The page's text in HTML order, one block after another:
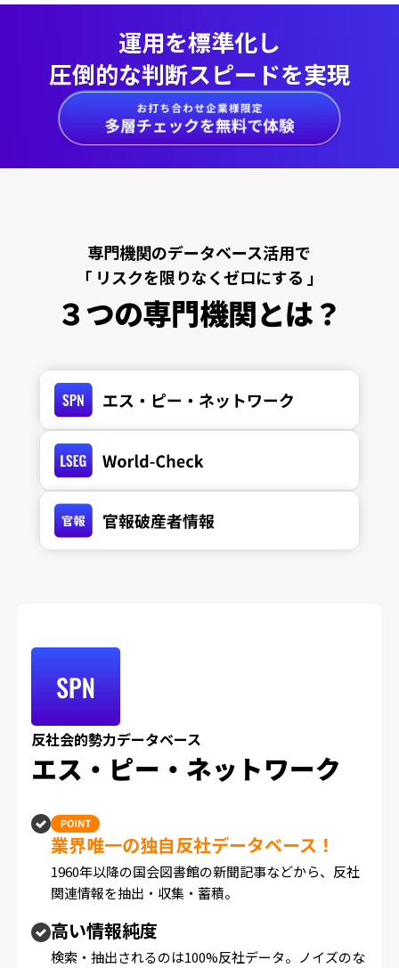
運用を標準化し
圧倒的な判断スピードを実現
専門機関のデータベース活用で
「 リスクを限りなくゼロにする 」
３つの専門機関とは？
反社会的勢力データベース
エス・ピー・ネットワーク
業界唯一の独自反社データベース！
1960年以降の国会図書館の新聞記事などから、反社
関連情報を抽出・収集・蓄積。
高い情報純度
検索・抽出されるのは100%反社データ。ノイズのな